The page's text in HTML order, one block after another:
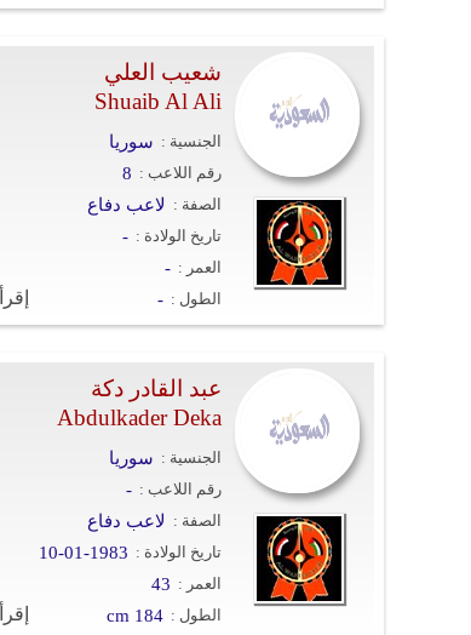
شعيب العلي
Shuaib Al Ali
الجنسية : سوريا
رقم اللاعب : 8
الصفة : لاعب دفاع
تاريخ الولادة : -
العمر : -
الطول : -
عبد القادر دكة
Abdulkader Deka
الجنسية : سوريا
رقم اللاعب : -
الصفة : لاعب دفاع
تاريخ الولادة : 10-01-1983
العمر : 43
الطول : cm 184